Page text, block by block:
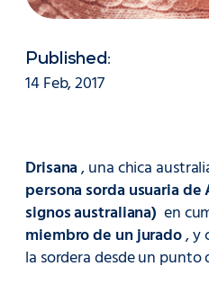
Published:
14 Feb, 2017
Drisana, una chica
persona sorda usuaria de
signos australiana) en
miembro de un jurado, y
la sordera desde un punto